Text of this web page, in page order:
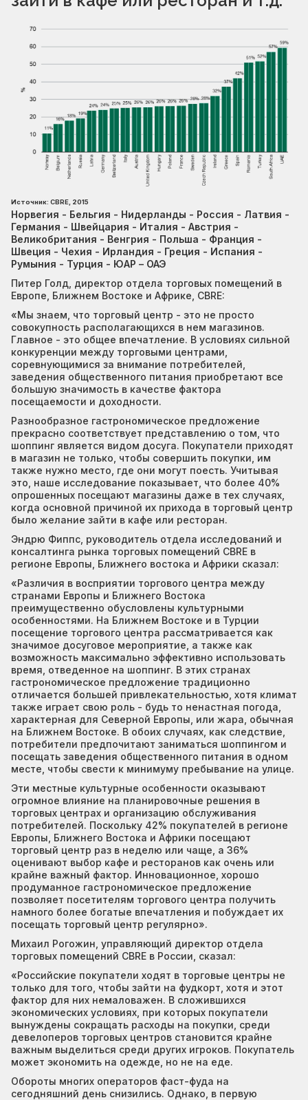
Источник: CBRE, 2015
Норвегия - Бельгия - Нидерланды - Россия - Латвия -
Германия - Швейцария - Италия - Австрия -
Великобритания - Венгрия - Польша - Франция -
Швеция - Чехия - Ирландия - Греция - Испания -
Румыния - Турция - ЮАР – ОАЭ
Питер Голд, директор отдела торговых помещений в
Европе, Ближнем Востоке и Африке, CBRE:
«Мы знаем, что торговый центр - это не просто
совокупность располагающихся в нем магазинов.
Главное - это общее впечатление. В условиях сильной
конкуренции между торговыми центрами,
соревнующимися за внимание потребителей,
заведения общественного питания приобретают все
большую значимость в качестве фактора
посещаемости и доходности.
Разнообразное гастрономическое предложение
прекрасно соответствует представлению о том, что
шоппинг является видом досуга. Покупатели приходят
в магазин не только, чтобы совершить покупки, им
также нужно место, где они могут поесть. Учитывая
это, наше исследование показывает, что более 40%
опрошенных посещают магазины даже в тех случаях,
когда основной причиной их прихода в торговый центр
было желание зайти в кафе или ресторан.
Эндрю Фиппс, руководитель отдела исследований и
консалтинга рынка торговых помещений CBRE в
регионе Европы, Ближнего востока и Африки сказал:
«Различия в восприятии торгового центра между
странами Европы и Ближнего Востока
преимущественно обусловлены культурными
особенностями. На Ближнем Востоке и в Турции
посещение торгового центра рассматривается как
значимое досуговое мероприятие, а также как
возможность максимально эффективно использовать
время, отведенное на шоппинг. В этих странах
гастрономическое предложение традиционно
отличается большей привлекательностью, хотя климат
также играет свою роль - будь то ненастная погода,
характерная для Северной Европы, или жара, обычная
на Ближнем Востоке. В обоих случаях, как следствие,
потребители предпочитают заниматься шоппингом и
посещать заведения общественного питания в одном
месте, чтобы свести к минимуму пребывание на улице.
Эти местные культурные особенности оказывают
огромное влияние на планировочные решения в
торговых центрах и организацию обслуживания
потребителей. Поскольку 42% покупателей в регионе
Европы, Ближнего Востока и Африки посещают
торговый центр раз в неделю или чаще, а 36%
оценивают выбор кафе и ресторанов как очень или
крайне важный фактор. Инновационное, хорошо
продуманное гастрономическое предложение
позволяет посетителям торгового центра получить
намного более богатые впечатления и побуждает их
посещать торговый центр регулярно».
Михаил Рогожин, управляющий директор отдела
торговых помещений CBRE в России, сказал:
«Российские покупатели ходят в торговые центры не
только для того, чтобы зайти на фудкорт, хотя и этот
фактор для них немаловажен. В сложившихся
экономических условиях, при которых покупатели
вынуждены сокращать расходы на покупки, среди
девелоперов торговых центров становится крайне
важным выделиться среди других игроков. Покупатель
может экономить на одежде, но не на еде.
Обороты многих операторов фаст-фуда на
сегодняшний день снизились. Однако, в первую